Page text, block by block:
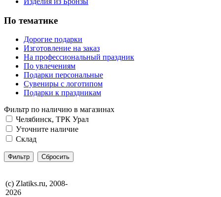
По тематике
Дорогие подарки
Изготовление на заказ
На профессиональный праздник
По увлечениям
Подарки персональные
Сувениры с логотипом
Подарки к праздникам
Фильтр по наличию в магазинах
Челябинск, ТРК Урал
Уточните наличие
Склад
(с) Zlatiks.ru, 2008-
2026